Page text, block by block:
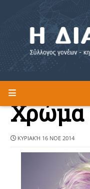
Η
Χρώμα
ΚΥΡΙΑΚΉ 16 ΝΟΕ 2014